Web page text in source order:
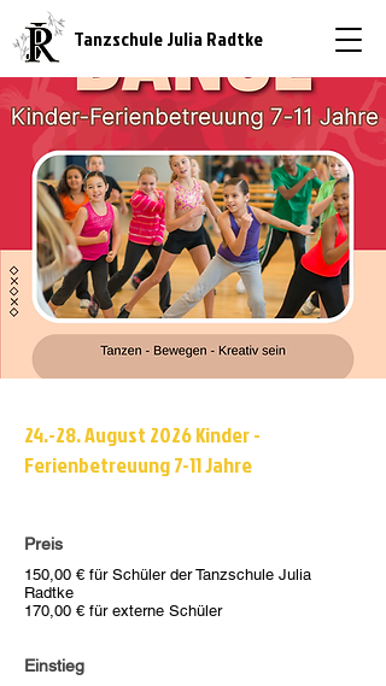
Tanzschule Julia Radtke
24.-28. August 2026 Kinder -
Ferienbetreuung 7-11 Jahre
Preis
150,00 € für Schüler der Tanzschule Julia
Radtke
170,00 € für externe Schüler
Einstieg